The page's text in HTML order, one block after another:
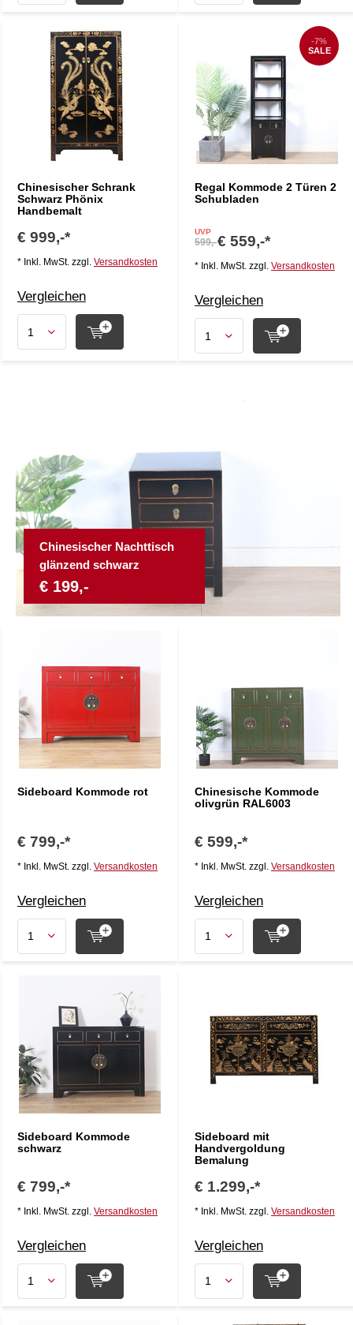
Chinesischer Schrank
Schwarz Phönix
Handbemalt
€ 999,-*
* Inkl. MwSt. zzgl. Versandkosten
Vergleichen
Regal Kommode 2 Türen 2
Schubladen
-7%
SALE
UVP
599,-€ 559,-*
* Inkl. MwSt. zzgl. Versandkosten
Vergleichen
Chinesischer Nachttisch
glänzend schwarz
€ 199,-
Sideboard Kommode rot
€ 799,-*
* Inkl. MwSt. zzgl. Versandkosten
Vergleichen
Chinesische Kommode
olivgrün RAL6003
€ 599,-*
* Inkl. MwSt. zzgl. Versandkosten
Vergleichen
Sideboard Kommode
schwarz
€ 799,-*
* Inkl. MwSt. zzgl. Versandkosten
Vergleichen
Sideboard mit
Handvergoldung
Bemalung
€ 1.299,-*
* Inkl. MwSt. zzgl. Versandkosten
Vergleichen